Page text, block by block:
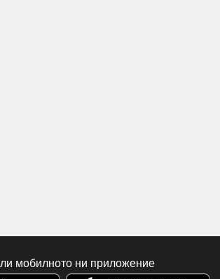
мобилното ни приложение